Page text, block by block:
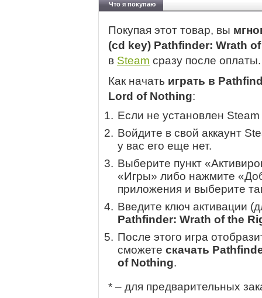
Что я покупаю
Покупая этот товар, вы
(cd key) Pathfinder: Wrath
в Steam сразу после оплаты.
Как начать играть в
Lord of Nothing:
Если не установлен
Войдите в свой аккаунт
у вас его еще нет.
Выберите пункт
«Игры» либо нажмите
приложения и выберите
Введите ключ активации
Pathfinder: Wrath of the
После этого игра
сможете скачать
of Nothing.
* – для предварительных